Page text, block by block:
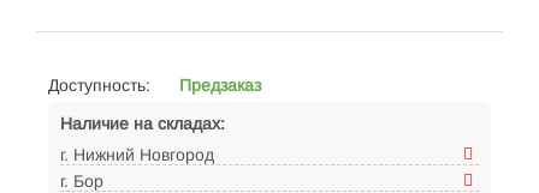
Доступность:
Предзаказ
Наличие на складах:
г. Нижний Новгород
г. Бор